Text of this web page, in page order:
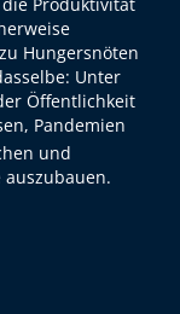
Hungersnöten
Unter
Öffentlichkeit
Pandemien
und